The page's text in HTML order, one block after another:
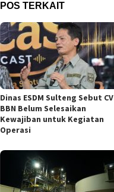
POS TERKAIT
Dinas ESDM Sulteng Sebut CV
BBN Belum Selesaikan
Kewajiban untuk Kegiatan
Operasi